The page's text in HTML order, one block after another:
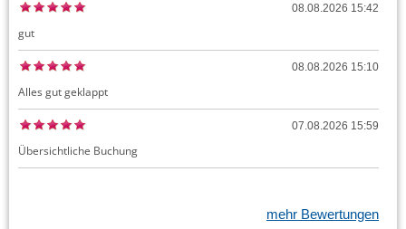
08.08.2026 15:42
gut
08.08.2026 15:10
Alles gut geklappt
07.08.2026 15:59
Übersichtliche Buchung
mehr Bewertungen